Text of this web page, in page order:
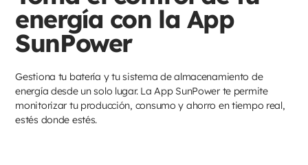
energía con la App
SunPower
Gestiona tu batería y tu sistema de almacenamiento de
energía desde un solo lugar. La App SunPower te permite
monitorizar tu producción, consumo y ahorro en tiempo real,
estés donde estés.